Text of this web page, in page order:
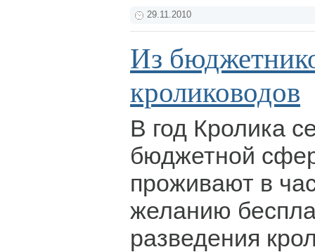
29.11.2010
Из
кролиководов
В год Кролика
бюджетной
проживают в
желанию
разведения